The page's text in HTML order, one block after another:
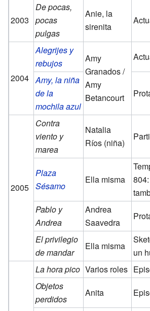
2003
De pocas,
pocas
pulgas
Anie, la
sirenita
2004
Alegrijes y
rebujos
Amy
Granados /
Amy
Betancourt
Amy, la niña
de la
mochila azul
2005
Contra
viento y
marea
Natalia
Ríos (niña)
Plaza
Sésamo
Ella misma
Pablo y
Andrea
Andrea
Saavedra
El privilegio
de mandar
Ella misma
un
La hora pico Varios roles
Objetos
perdidos
Anita